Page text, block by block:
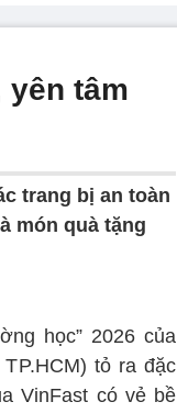
yên tâm
trang bị an toàn
món quà tặng
học” 2026 của
tỏ ra đặc
VinFast có vẻ bề